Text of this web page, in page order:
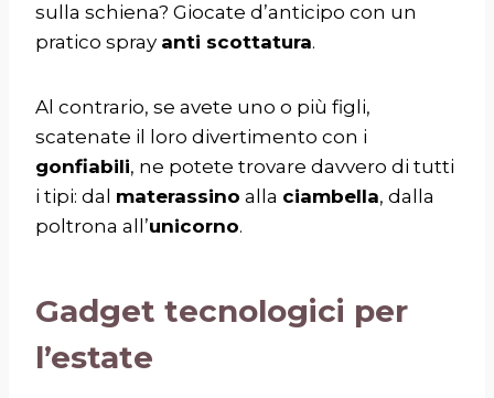
sulla schiena? Giocate d’anticipo con un
pratico spray anti scottatura.
Al contrario, se avete uno o più figli,
scatenate il loro divertimento con i
gonfiabili, ne potete trovare davvero di tutti
i tipi: dal materassino alla ciambella, dalla
poltrona all’unicorno.
Gadget tecnologici per
l’estate